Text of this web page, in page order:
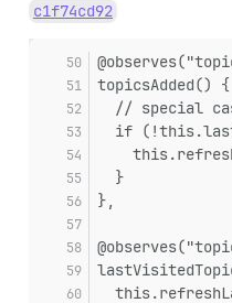
c1f74cd92
topicsAdded() {
// special
if
  }
},